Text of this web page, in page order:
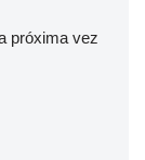
próxima vez